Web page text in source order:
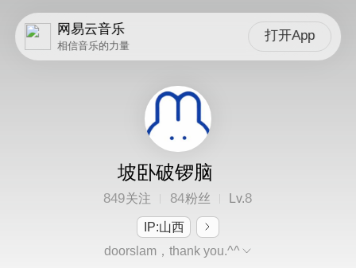
网易云音乐
相信音乐的力量
打开App
坡卧破锣脑
849关注 84粉丝 Lv.8
IP:山西
doorslam，thank you.^^